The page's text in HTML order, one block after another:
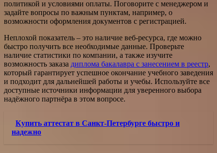
политикой и условиями оплаты. Поговорите с менеджером и
задайте вопросы по важным пунктам, например, о
возможности оформления документов с регистрацией.
Неплохой показатель – это наличие веб-ресурса, где можно
быстро получить все необходимые данные. Проверьте
наличие статистики по компании, а также изучите
возможность заказа диплома бакалавра с занесением в реестр,
который гарантирует успешное окончание учебного заведения
и подходит для дальнейшей работы и учебы. Используйте все
доступные источники информации для уверенного выбора
надёжного партнёра в этом вопросе.
Купить аттестат в Санкт-Петербурге быстро и
надежно